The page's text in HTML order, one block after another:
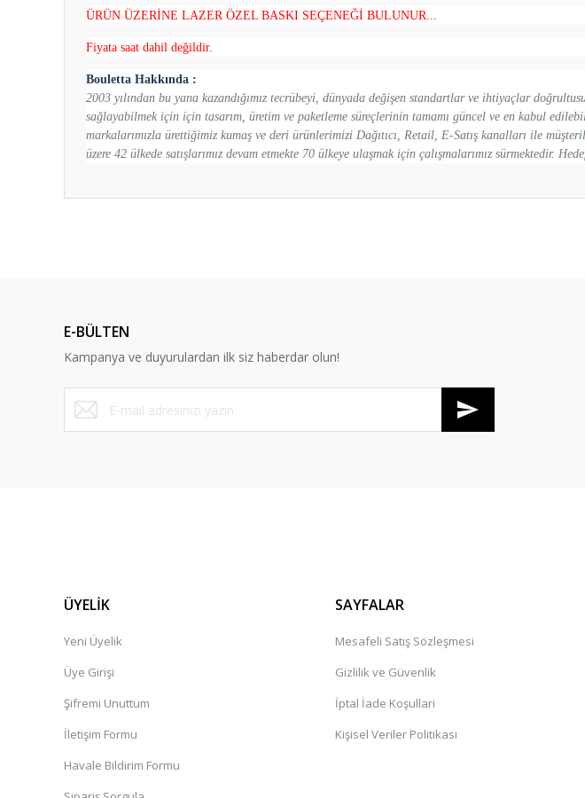
ÜRÜN ÜZERİNE LAZER ÖZEL BASKI SEÇENEĞİ BULUNUR...
Fiyata saat dahil değildir.
Bouletta Hakkında :
2003 yılından bu yana kazandığımız tecrübeyi, dünyada değişen standartlar ve ihtiyaçlar
sağlayabilmek için için tasarım, üretim ve paketleme süreçlerinin tamamı güncel ve en kabul
markalarımızla ürettiğimiz kumaş ve deri ürünlerimizi Dağıtıcı, Retail, E-Satış kanalları ile
üzere 42 ülkede satışlarımız devam etmekte 70 ülkeye ulaşmak için çalışmalarımız sürmektedir.
Ürün bilgilerinde hatalar bulunuyor.
Ürün fiyatı diğer sitelerden daha pahalı.
Bu ürüne benzer farklı alternatifler olmalı.
E-BÜLTEN
Kampanya ve duyurulardan ilk siz haberdar olun!
ÜYELİK
Yeni Üyelik
Üye Girişi
Şifremi Unuttum
İletişim Formu
Havale Bildirim Formu
SAYFALAR
Mesafeli Satış Sözleşmesi
Gizlilik ve Güvenlik
İptal İade Koşullari
Kişisel Veriler Politikası